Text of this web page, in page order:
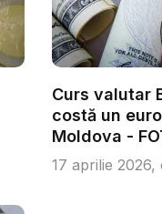
Curs valutar
costă un
Moldova -
17 aprilie 2026,